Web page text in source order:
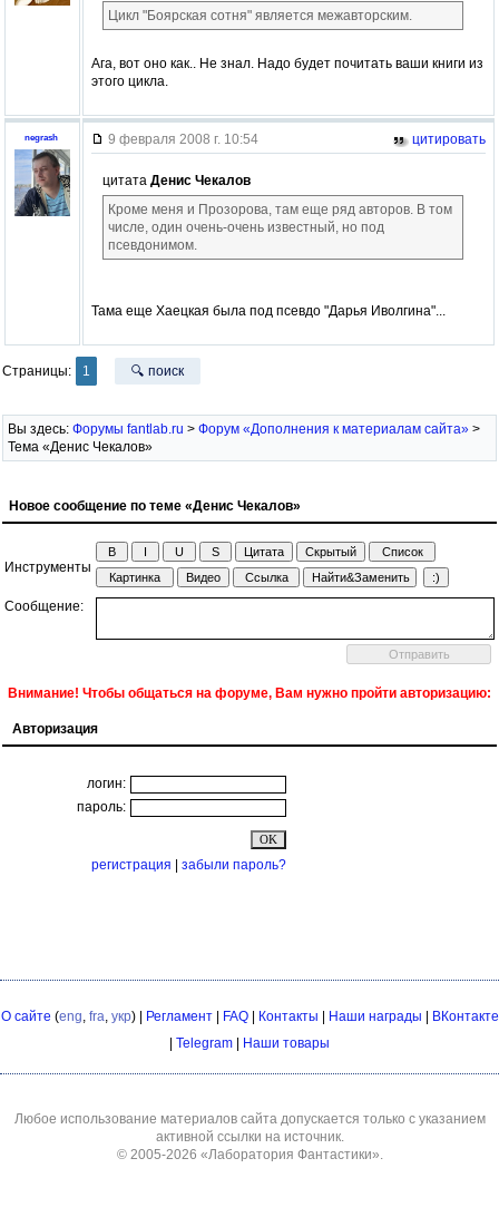
Цикл "Боярская сотня" является межавторским.
Ага, вот оно как.. Не знал. Надо будет почитать ваши книги из
этого цикла.
negrash 9 февраля 2008 г. 10:54 цитировать
цитата Денис Чекалов
Кроме меня и Прозорова, там еще ряд авторов. В том
числе, один очень-очень известный, но под
псевдонимом.
Тама еще Хаецкая была под псевдо "Дарья Иволгина"...
Страницы: 1 🔍 поиск
Вы здесь: Форумы fantlab.ru > Форум «Дополнения к материалам сайта» >
Тема «Денис Чекалов»
Новое сообщение по теме «Денис Чекалов»
Инструменты
Сообщение:
Внимание! Чтобы общаться на форуме, Вам нужно пройти авторизацию:
Авторизация
логин:
пароль:
регистрация | забыли пароль?
О сайте (eng, fra, укр) | Регламент| FAQ| Контакты | Наши награды | ВКонтакте
| Telegram | Наши товары
Любое использование материалов сайта допускается только с указанием
активной ссылки на источник.
© 2005-2026 «Лаборатория Фантастики».